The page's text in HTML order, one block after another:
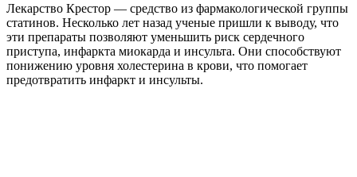
Лекарство Крестор — средство из фармакологической группы
статинов. Несколько лет назад ученые пришли к выводу, что
эти препараты позволяют уменьшить риск сердечного
приступа, инфаркта миокарда и инсульта. Они способствуют
понижению уровня холестерина в крови, что помогает
предотвратить инфаркт и инсульты.